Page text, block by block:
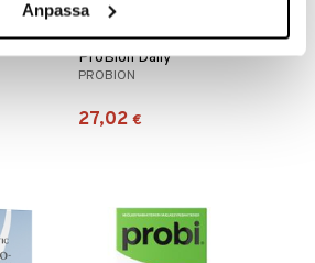
Anpassa
ProBion Daily
PROBION
27,02 €